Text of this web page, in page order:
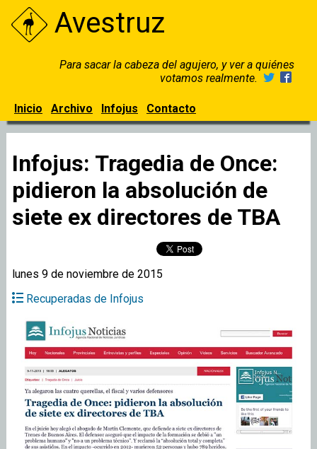
Avestruz
Para sacar la cabeza del agujero, y ver a quiénes
votamos realmente.
Inicio Archivo Infojus Contacto
Infojus: Tragedia de Once:
pidieron la absolución de
siete ex directores de TBA
lunes 9 de noviembre de 2015
Recuperadas de Infojus